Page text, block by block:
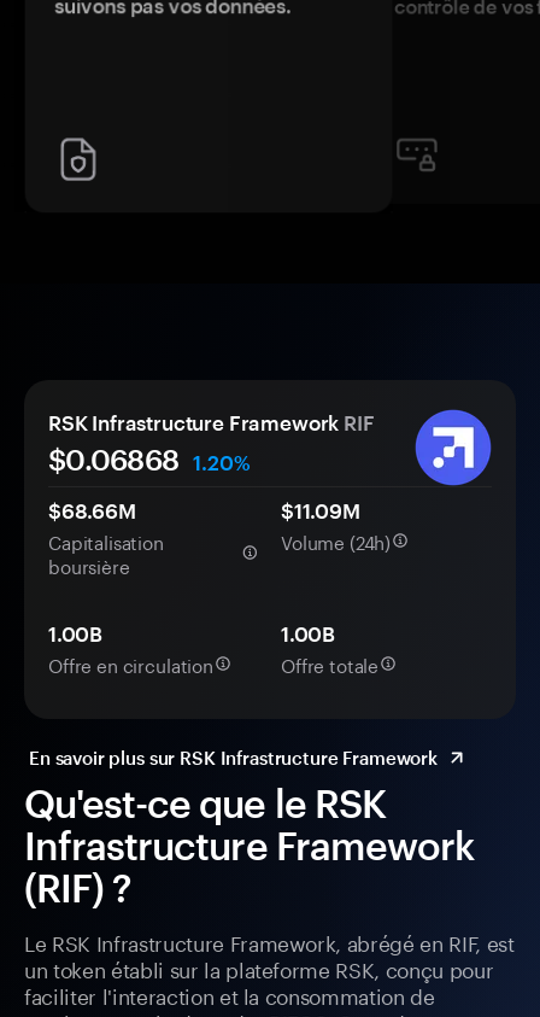
suivons pas vos données.
contrôle de vos
Qu'est-ce que le RSK
Infrastructure Framework
(RIF) ?
Le RSK Infrastructure Framework, abrégé en RIF, est
un token établi sur la plateforme RSK, conçu pour
faciliter l'interaction et la consommation de
RSK Infrastructure Framework RIF
$0.06868
1.20%
$68.66M
Capitalisation
boursière
$11.09M
Volume (24h)
1.00B
Offre en circulation
1.00B
Offre totale
En savoir plus sur RSK Infrastructure Framework